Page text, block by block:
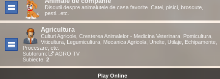
Discutii despre animalutele de casa favorite. Catei, pisici, broscute,
pesti...etc.
Agricultura
Culturi Agricole, Cresterea Animalelor - Medicina Veterinara, Pomicultura,
Viticultura, Legumicultura, Mecanica Agricola, Unelte, Utilaje, Echipamente,
Procesare, etc.
Subforum:
AGRO TV
Subiecte: 2
Play Online